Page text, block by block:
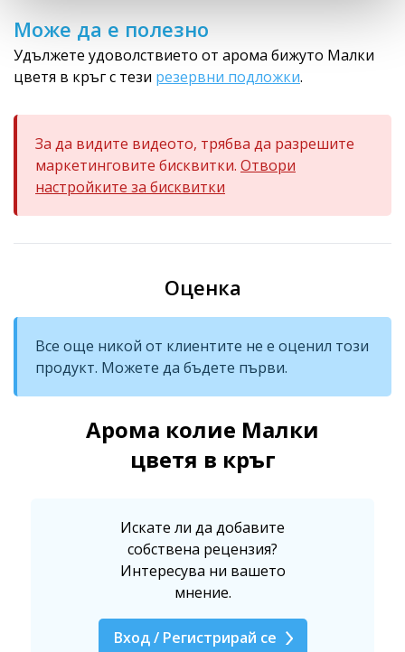
Може да е полезно
Удължете удоволствието от арома бижуто Малки
цветя в кръг с тези резервни подложки.
За да видите видеото, трябва да разрешите
маркетинговите бисквитки. Отвори
настройките за бисквитки
Оценка
Все още никой от клиентите не е оценил този
продукт. Можете да бъдете първи.
Арома колие Малки
цветя в кръг
Искате ли да добавите
собствена рецензия?
Интересува ни вашето
мнение.
Вход / Регистрирай се